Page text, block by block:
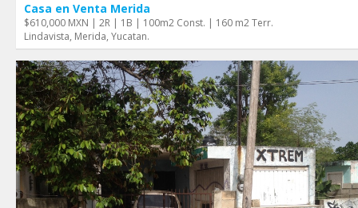
Casa en Venta Merida
$610,000 MXN | 2R | 1B | 100m2 Const. | 160 m2 Terr.
Lindavista, Merida, Yucatan.